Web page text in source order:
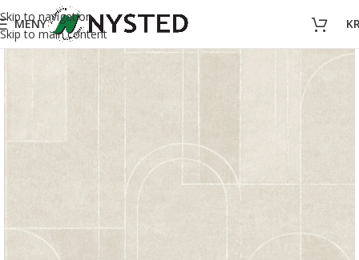
Skip to navigation
Skip to main content
MENY